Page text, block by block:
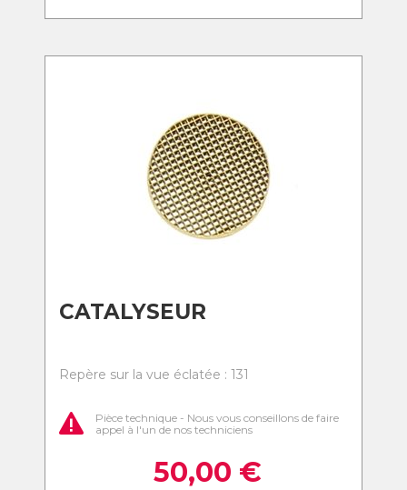
CATALYSEUR
Repère sur la vue éclatée : 131
Pièce technique - Nous vous conseillons de faire
appel à l'un de nos techniciens
50,00 €